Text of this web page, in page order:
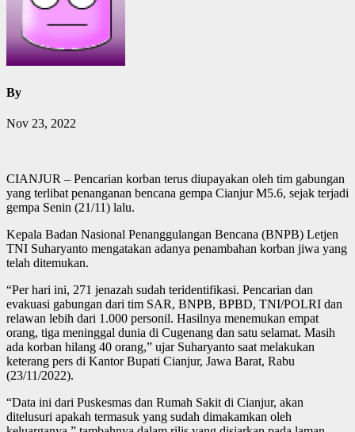
By
Nov 23, 2022
CIANJUR – Pencarian korban terus diupayakan oleh tim gabungan
yang terlibat penanganan bencana gempa Cianjur M5.6, sejak terjadi
gempa Senin (21/11) lalu.
Kepala Badan Nasional Penanggulangan Bencana (BNPB) Letjen
TNI Suharyanto mengatakan adanya penambahan korban jiwa yang
telah ditemukan.
“Per hari ini, 271 jenazah sudah teridentifikasi. Pencarian dan
evakuasi gabungan dari tim SAR, BNPB, BPBD, TNI/POLRI dan
relawan lebih dari 1.000 personil. Hasilnya menemukan empat
orang, tiga meninggal dunia di Cugenang dan satu selamat. Masih
ada korban hilang 40 orang,” ujar Suharyanto saat melakukan
keterang pers di Kantor Bupati Cianjur, Jawa Barat, Rabu
(23/11/2022).
“Data ini dari Puskesmas dan Rumah Sakit di Cianjur, akan
ditelusuri apakah termasuk yang sudah dimakamkan oleh